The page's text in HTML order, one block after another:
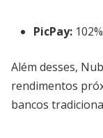
PicPay:
Além desses,
rendimentos
bancos